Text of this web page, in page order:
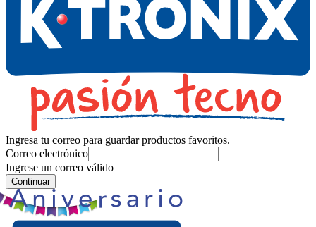
Ingresa tu correo para guardar productos favoritos.
Correo electrónico
Ingrese un correo válido
Continuar